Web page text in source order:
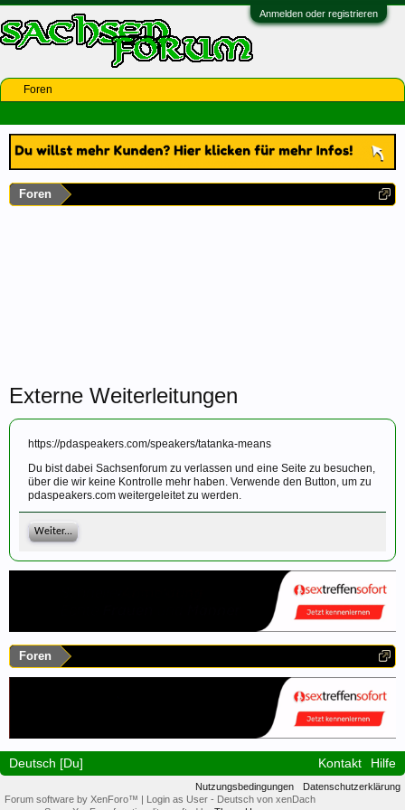
Anmelden oder registrieren
Foren
Externe Weiterleitungen
https://pdaspeakers.com/speakers/tatanka-means
Du bist dabei Sachsenforum zu verlassen und eine Seite zu besuchen,
über die wir keine Kontrolle mehr haben. Verwende den Button, um zu
pdaspeakers.com weitergeleitet zu werden.
Weiter...
Foren
Foren
Deutsch [Du] Kontakt Hilfe
Nutzungsbedingungen
Datenschutzerklärung
Forum software by XenForo™ | Login as User - Deutsch von xenDach